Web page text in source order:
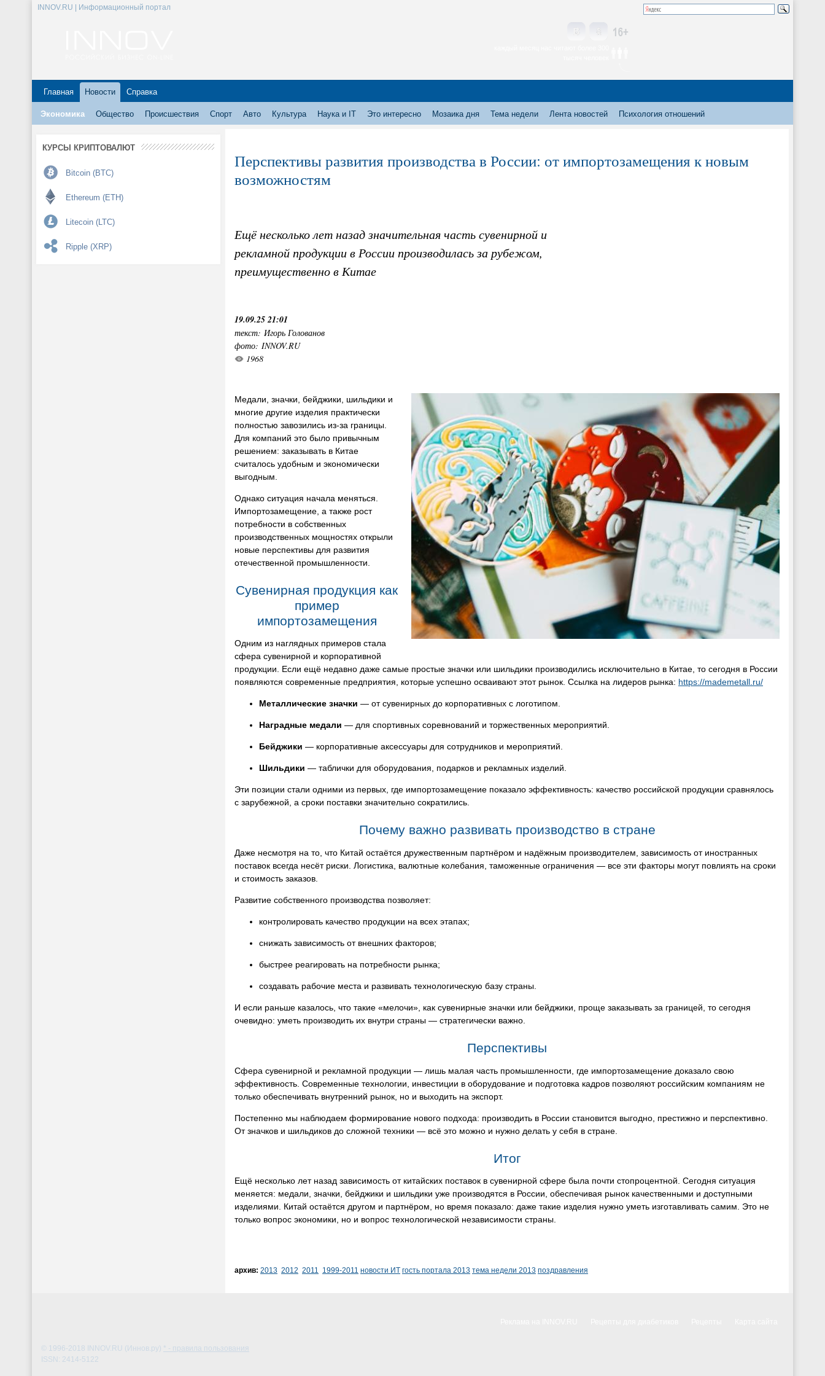
INNOV.RU | Информационный портал
Главная Новости Справка
Экономика Общество Происшествия Спорт Авто Культура Наука и IT Это интересно Мозаика дня Тема недели Лента новостей Психология отношений
КУРСЫ КРИПТОВАЛЮТ
Bitcoin (BTC)
Ethereum (ETH)
Litecoin (LTC)
Ripple (XRP)
Перспективы развития производства в России: от импортозамещения к новым
возможностям
Ещё несколько лет назад значительная часть сувенирной и
рекламной продукции в России производилась за рубежом,
преимущественно в Китае
19.09.25 21:01
текст: Игорь Голованов
фото: INNOV.RU
1968
Медали, значки, бейджики, шильдики и
многие другие изделия практически
полностью завозились из-за границы.
Для компаний это было привычным
решением: заказывать в Китае
считалось удобным и экономически
выгодным.
Однако ситуация начала меняться.
Импортозамещение, а также рост
потребности в собственных
производственных мощностях открыли
новые перспективы для развития
отечественной промышленности.
Сувенирная продукция как
пример
импортозамещения
Одним из наглядных примеров стала
сфера сувенирной и корпоративной
продукции. Если ещё недавно даже самые простые значки или шильдики производились исключительно в Китае, то сегодня в России
появляются современные предприятия, которые успешно осваивают этот рынок. Ссылка на лидеров рынка: https://mademetall.ru/
Металлические значки — от сувенирных до корпоративных с логотипом.
Наградные медали — для спортивных соревнований и торжественных мероприятий.
Бейджики — корпоративные аксессуары для сотрудников и мероприятий.
Шильдики — таблички для оборудования, подарков и рекламных изделий.
Эти позиции стали одними из первых, где импортозамещение показало эффективность: качество российской продукции сравнялось
с зарубежной, а сроки поставки значительно сократились.
Почему важно развивать производство в стране
Даже несмотря на то, что Китай остаётся дружественным партнёром и надёжным производителем, зависимость от иностранных
поставок всегда несёт риски. Логистика, валютные колебания, таможенные ограничения — все эти факторы могут повлиять на сроки
и стоимость заказов.
Развитие собственного производства позволяет:
контролировать качество продукции на всех этапах;
снижать зависимость от внешних факторов;
быстрее реагировать на потребности рынка;
создавать рабочие места и развивать технологическую базу страны.
И если раньше казалось, что такие «мелочи», как сувенирные значки или бейджики, проще заказывать за границей, то сегодня
очевидно: уметь производить их внутри страны — стратегически важно.
Перспективы
Сфера сувенирной и рекламной продукции — лишь малая часть промышленности, где импортозамещение доказало свою
эффективность. Современные технологии, инвестиции в оборудование и подготовка кадров позволяют российским компаниям не
только обеспечивать внутренний рынок, но и выходить на экспорт.
Постепенно мы наблюдаем формирование нового подхода: производить в России становится выгодно, престижно и перспективно.
От значков и шильдиков до сложной техники — всё это можно и нужно делать у себя в стране.
Итог
Ещё несколько лет назад зависимость от китайских поставок в сувенирной сфере была почти стопроцентной. Сегодня ситуация
меняется: медали, значки, бейджики и шильдики уже производятся в России, обеспечивая рынок качественными и доступными
изделиями. Китай остаётся другом и партнёром, но время показало: даже такие изделия нужно уметь изготавливать самим. Это не
только вопрос экономики, но и вопрос технологической независимости страны.
архив: 2013 2012 2011 1999-2011 новости ИТ гость портала 2013 тема недели 2013 поздравления
© 1996-2018 INNOV.RU (Иннов.ру) * - правила пользования
ISSN: 2414-5122